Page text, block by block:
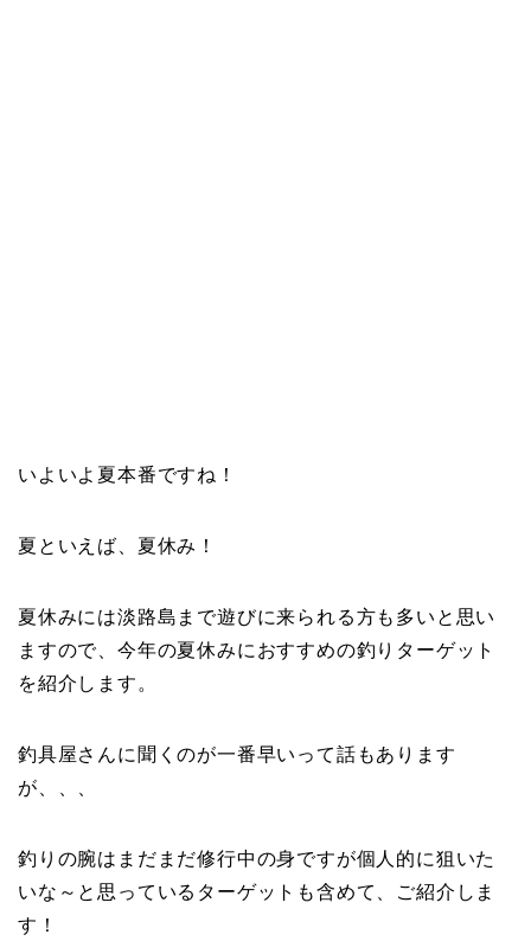
いよいよ夏本番ですね！
夏といえば、夏休み！
夏休みには淡路島まで遊びに来られる方も多いと思い
ますので、今年の夏休みにおすすめの釣りターゲット
を紹介します。
釣具屋さんに聞くのが一番早いって話もあります
が、、、
釣りの腕はまだまだ修行中の身ですが個人的に狙いた
いな～と思っているターゲットも含めて、ご紹介しま
す！